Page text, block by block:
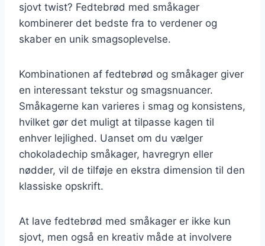
sjovt twist? Fedtebrød med småkager
kombinerer det bedste fra to verdener og
skaber en unik smagsoplevelse.
Kombinationen af fedtebrød og småkager giver
en interessant tekstur og smagsnuancer.
Småkagerne kan varieres i smag og konsistens,
hvilket gør det muligt at tilpasse kagen til
enhver lejlighed. Uanset om du vælger
chokoladechip småkager, havregryn eller
nødder, vil de tilføje en ekstra dimension til den
klassiske opskrift.
At lave fedtebrød med småkager er ikke kun
sjovt, men også en kreativ måde at involvere